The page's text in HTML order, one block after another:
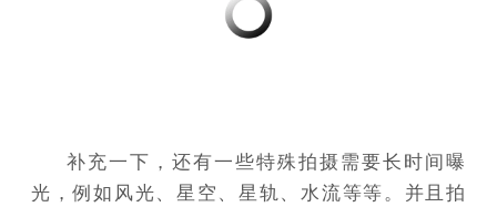
补充一下，还有一些特殊拍摄需要长时间曝
光，例如风光、星空、星轨、水流等等。并且拍